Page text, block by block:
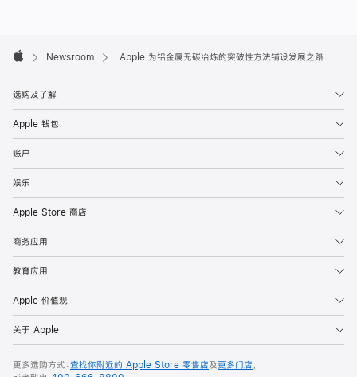
Footer

Newsroom Apple 为铝金属无碳冶炼的突破性方法铺设发展之路
选购及了解
Apple 钱包
账户
娱乐
Apple Store 商店
商务应用
教育应用
Apple 价值观
关于 Apple
更多选购方式：查找你附近的 Apple Store 零售店及更多门店，